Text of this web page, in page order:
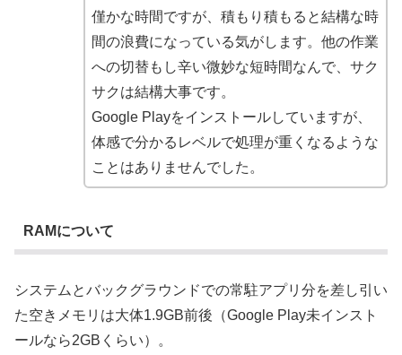
僅かな時間ですが、積もり積もると結構な時
間の浪費になっている気がします。他の作業
への切替もし辛い微妙な短時間なんで、サク
サクは結構大事です。
Google Playをインストールしていますが、
体感で分かるレベルで処理が重くなるような
ことはありませんでした。
RAMについて
システムとバックグラウンドでの常駐アプリ分を差し引い
た空きメモリは大体1.9GB前後（Google Play未インスト
ールなら2GBくらい）。